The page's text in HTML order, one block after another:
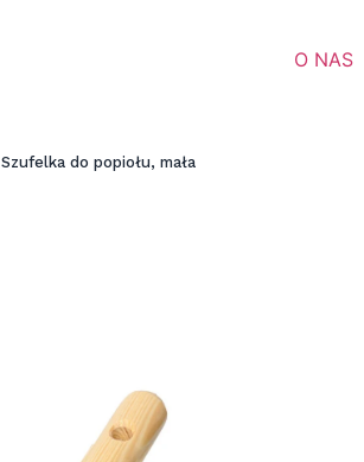
O NAS
Szufelka do popiołu, mała